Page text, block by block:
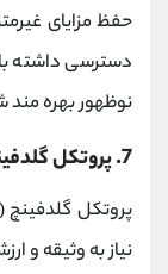
حفظ مزایای
دسترسی داشته
نوظهور بهره‌ مند
7. پروتکل گلدفینچ
نیاز به وثیقه و